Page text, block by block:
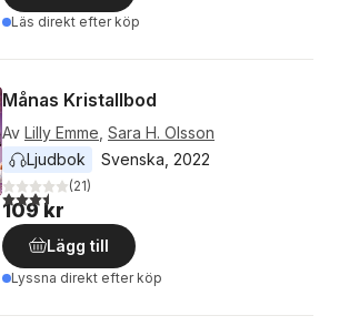
Läs direkt efter köp
Månas Kristallbod
Av Lilly Emme Sara H. Olsson
Ljudbok
Svenska 2022
3,5utav 5 stjärnor. Totalt antal röster:
(21)
109 kr
Lägg till
Lyssna direkt efter köp